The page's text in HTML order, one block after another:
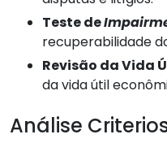
Teste de
recuperabilidade
Revisão da Vida
da vida útil
Análise